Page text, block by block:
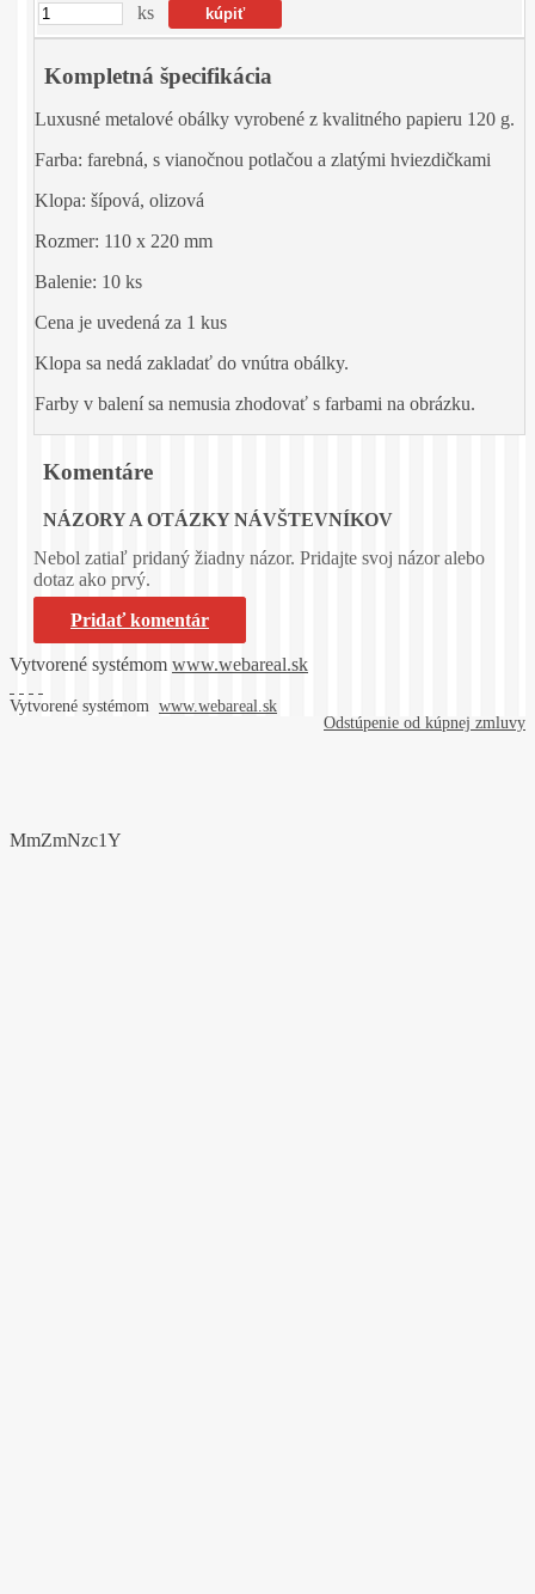
ks
Kompletná špecifikácia
Luxusné metalové obálky vyrobené z kvalitného papieru 120 g.
Farba: farebná, s vianočnou potlačou a zlatými hviezdičkami
Klopa: šípová, olizová
Rozmer: 110 x 220 mm
Balenie: 10 ks
Cena je uvedená za 1 kus
Klopa sa nedá zakladať do vnútra obálky.
Farby v balení sa nemusia zhodovať s farbami na obrázku.
Komentáre
NÁZORY A OTÁZKY NÁVŠTEVNÍKOV
Nebol zatiaľ pridaný žiadny názor. Pridajte svoj názor alebo
dotaz ako prvý.
Pridať komentár
Vytvorené systémom www.webareal.sk
Vytvorené systémom www.webareal.sk
Odstúpenie od kúpnej zmluvy
MmZmNzc1Y